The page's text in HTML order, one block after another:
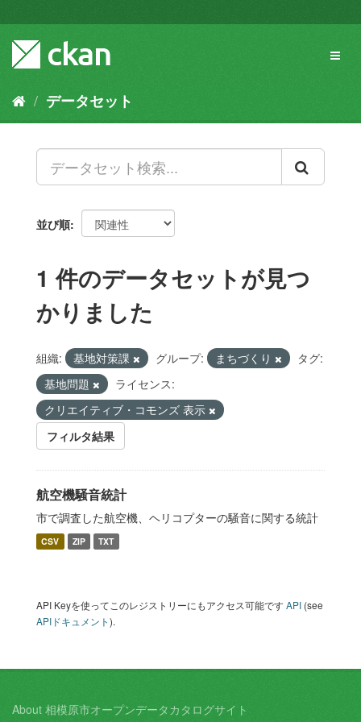
キ
容
データセット
並び順
1 件のデータセットが見つ
かりました
組織: 基地対策課 グループ: まちづくり
タグ:
基地問題
ライセンス:
クリエイティブ・コモンズ 表示
フィルタ結果
航空機騒音統計
市で調査した航空機、ヘリコプターの騒音に関する統計
CSV ZIP TXT
API Keyを使ってこのレジストリーにもアクセス可能ですAPI (see
APIドキュメント).
About 相模原市オープンデータカタログサイト